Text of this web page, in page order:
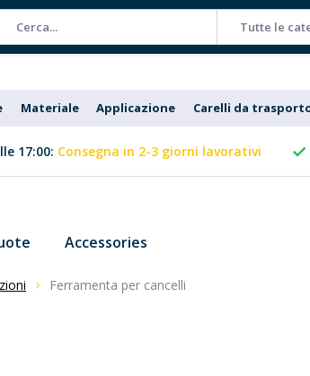
Tutte le
Materiale Applicazione Carelli da
17:00: Consegna in 2-3 giorni lavorativi
Accessories
Ferramenta per cancelli